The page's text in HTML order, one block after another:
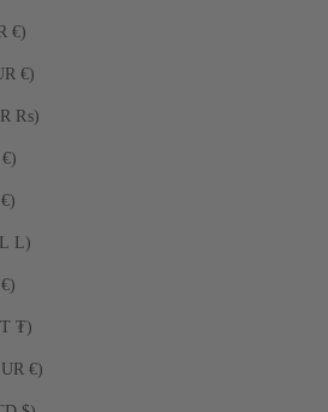
Martinica (EUR €)
Mauritania (EUR €)
Mauritius (MUR ₨)
Mayotte (EUR €)
Messico (EUR €)
Moldavia (MDL L)
Monaco (EUR €)
Mongolia (MNT ₮)
Montenegro (EUR €)